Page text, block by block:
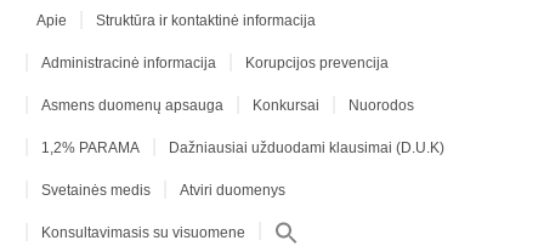
Apie Struktūra ir kontaktinė informacija
Administracinė informacija Korupcijos prevencija
Asmens duomenų apsauga Konkursai Nuorodos
1,2% PARAMA Dažniausiai užduodami klausimai (D.U.K)
Svetainės medis Atviri duomenys
Konsultavimasis su visuomene